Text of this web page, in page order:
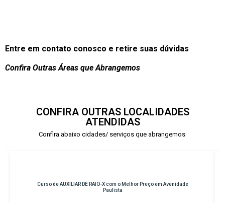
Entre em contato conosco e retire suas dúvidas
Confira Outras Áreas que Abrangemos
CONFIRA OUTRAS LOCALIDADES
ATENDIDAS
Confira abaixo cidades/ serviços que abrangemos
Curso de AUXILIAR DE RAIO-X com o Melhor Preço em Avenidade
Paulista